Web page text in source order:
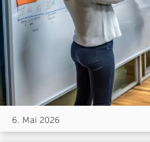
6. Mai 2026